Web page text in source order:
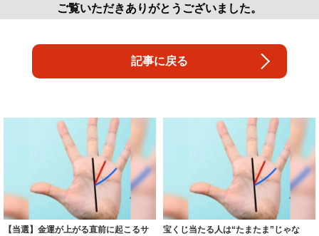
ご覧いただきありがとうございました。
記事に戻る
【当選】金運が上がる直前に起こるサ
宝くじ当たる人は“たまたま”じゃな